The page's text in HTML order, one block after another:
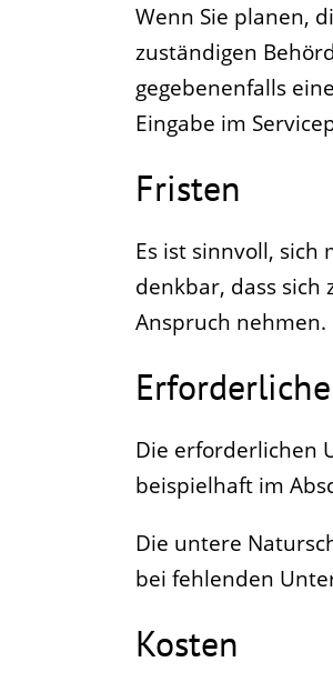
Wenn Sie planen,
zuständigen
gegebenenfalls
Eingabe im
Fristen
Es ist sinnvoll,
denkbar, dass
Anspruch
Die erforderlichen
beispielhaft im
Die untere
bei fehlenden
Kosten